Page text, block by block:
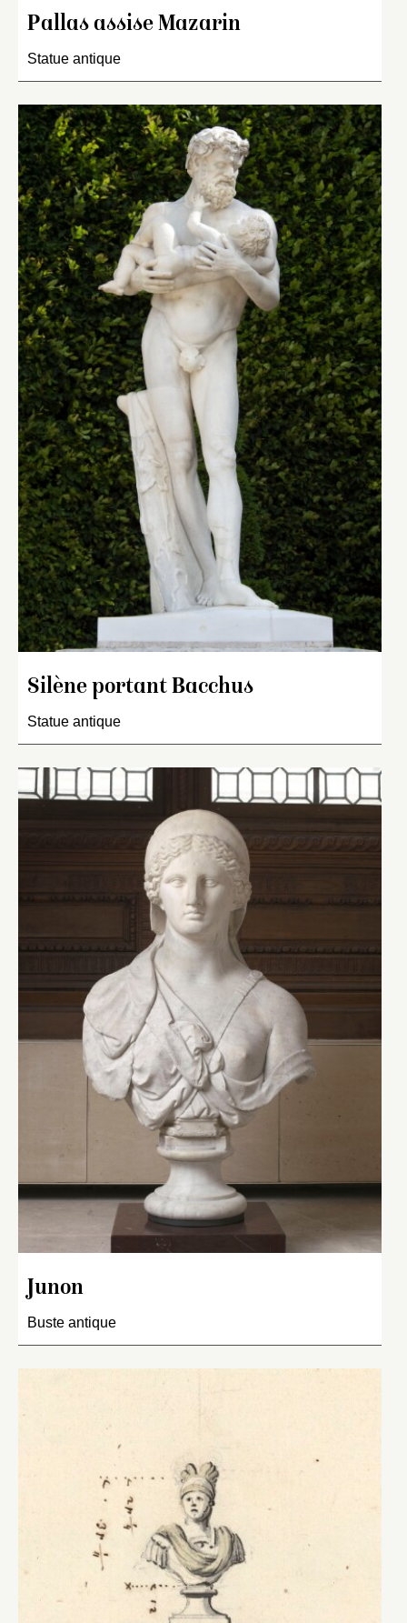
Pallas assise Mazarin
Statue antique
Silène portant Bacchus
Statue antique
Junon
Buste antique